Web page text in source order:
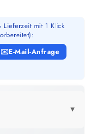
mit 1 Klick
E-Mail-Anfrage
▼